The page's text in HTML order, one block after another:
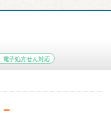
電子処方せん対応
－